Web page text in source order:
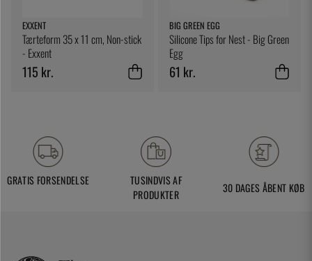
EXXENT
Tærteform 35 x 11 cm, Non-stick
- Exxent
115 kr.
BIG GREEN EGG
Silicone Tips for Nest - Big Green
Egg
61 kr.
GRATIS FORSENDELSE
TUSINDVIS AF
PRODUKTER
30 DAGES ÅBENT KØB